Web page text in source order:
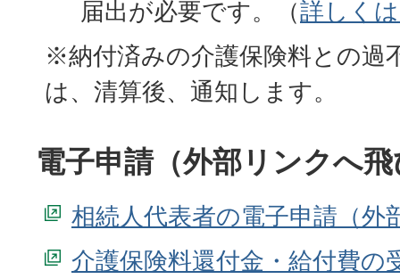
届出が必要です。（詳しく
※納付済みの介護保険料との過
は、清算後、通知します。
電子申請（外部リンクへ
相続人代表者の電子申請
介護保険料還付金・給付費の